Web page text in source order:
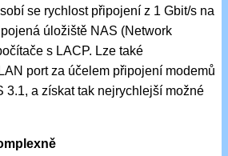
se rychlost připojení z 1 Gbit/s na
úložiště NAS (Network
s LACP. Lze také
port za účelem připojení modemů
3.1, a získat tak nejrychlejší možné